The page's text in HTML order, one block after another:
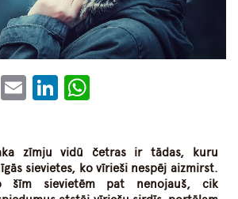
Telegram
EmailLinkedIn
zīmju vidū četras ir tādas, kuru
sievietes, ko vīrieši nespēj aizmirst.
šīm sievietēm pat nenojauš, cik